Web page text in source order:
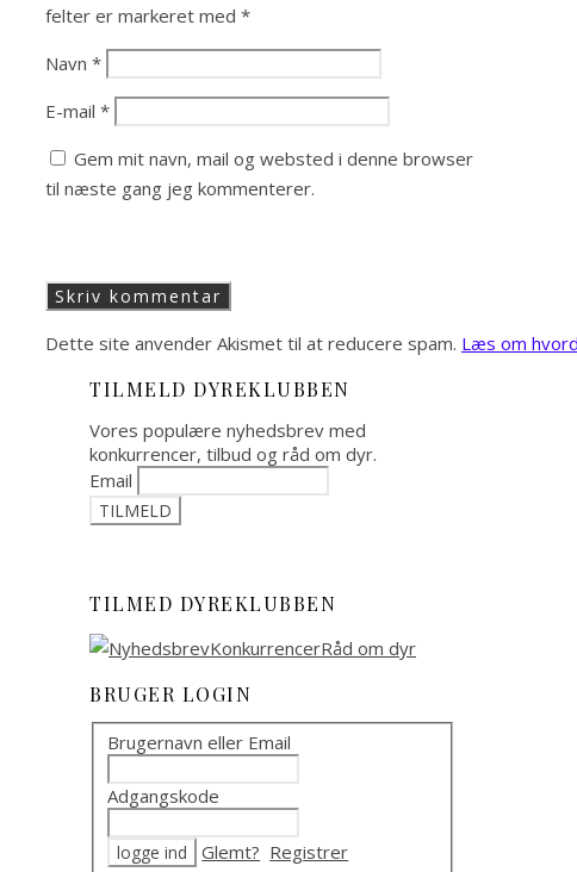
felter er markeret med *
Navn *
E-mail *
Gem mit navn, mail og websted i denne browser
til næste gang jeg kommenterer.
Dette site anvender Akismet til at reducere spam. Læs om
TILMELD DYREKLUBBEN
Vores populære nyhedsbrev med
konkurrencer, tilbud og råd om dyr.
Email
TILMED DYREKLUBBEN
BRUGER LOGIN
Brugernavn eller Email
Adgangskode
Glemt? Registrer